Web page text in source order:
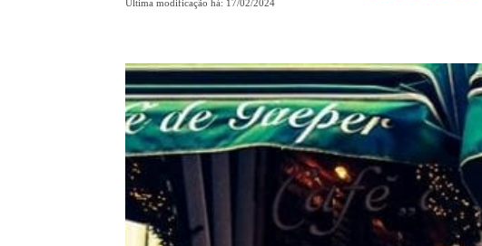
Última modificação há: 17/02/2024